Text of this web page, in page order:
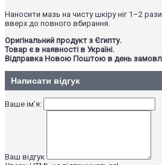
Наносити мазь на чисту шкіру ніг 1–2
вверх до повного вбирання.
Оригінальний продукт з Єгипту.
Товар є в наявності в Україні.
Відправка Новою Поштою в день
Написати відгук
Ваше ім’я:
Ваш відгук